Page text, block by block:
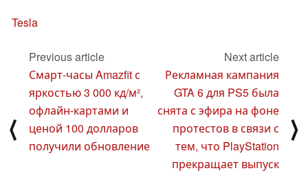
Tesla
⟨
Previous article
Смарт-часы Amazfit с
яркостью 3 000 кд/м²,
офлайн-картами и
ценой 100 долларов
получили обновление
Next article
Рекламная кампания
GTA 6 для PS5 была
снята с эфира на фоне
протестов в связи с
тем, что PlayStation
прекращает выпуск
⟩